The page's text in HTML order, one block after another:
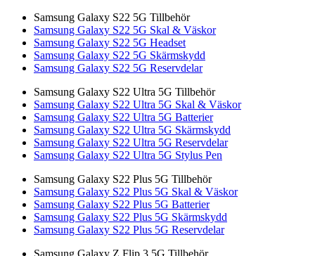
Samsung Galaxy S22 5G Tillbehör
Samsung Galaxy S22 5G Skal & Väskor
Samsung Galaxy S22 5G Headset
Samsung Galaxy S22 5G Skärmskydd
Samsung Galaxy S22 5G Reservdelar
Samsung Galaxy S22 Ultra 5G Tillbehör
Samsung Galaxy S22 Ultra 5G Skal & Väskor
Samsung Galaxy S22 Ultra 5G Batterier
Samsung Galaxy S22 Ultra 5G Skärmskydd
Samsung Galaxy S22 Ultra 5G Reservdelar
Samsung Galaxy S22 Ultra 5G Stylus Pen
Samsung Galaxy S22 Plus 5G Tillbehör
Samsung Galaxy S22 Plus 5G Skal & Väskor
Samsung Galaxy S22 Plus 5G Batterier
Samsung Galaxy S22 Plus 5G Skärmskydd
Samsung Galaxy S22 Plus 5G Reservdelar
Samsung Galaxy Z Flip 3 5G Tillbehör